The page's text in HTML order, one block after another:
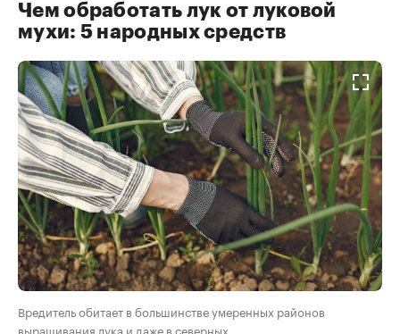
Чем обработать лук от луковой
мухи: 5 народных средств
Вредитель обитает в большинстве умеренных районов
выращивания лука и даже в северных